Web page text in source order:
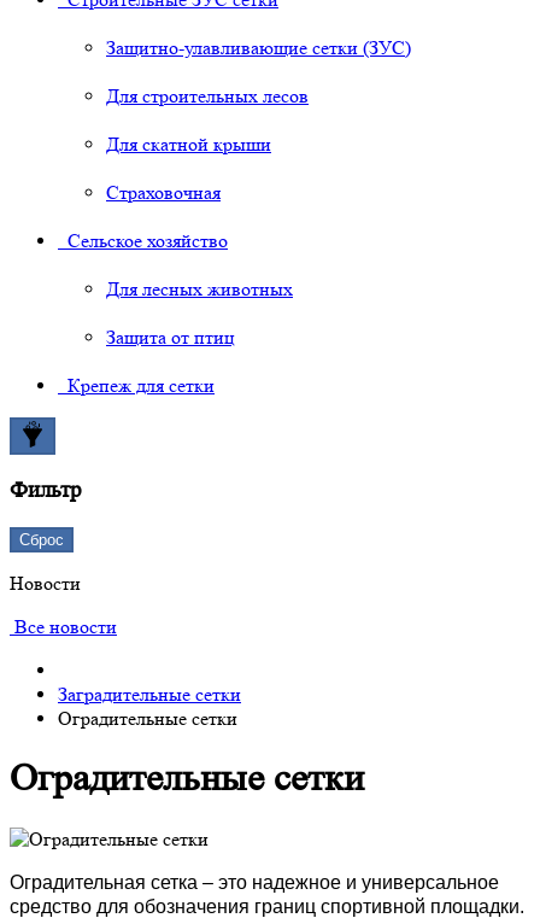
Защитно-улавливающие сетки (ЗУС)
Для строительных лесов
Для скатной крыши
Страховочная
Сельское хозяйство
Для лесных животных
Защита от птиц
Крепеж для сетки
Фильтр
Сброс
Новости
Все новости
Заградительные сетки
Оградительные сетки
Оградительные сетки
Оградительная сетка – это надежное и универсальное
средство для обозначения границ спортивной площадки.